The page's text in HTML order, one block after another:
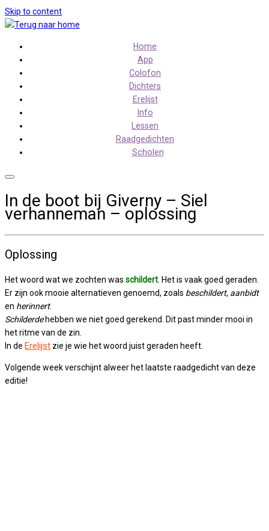
Skip to content
Home
App
Colofon
Dichters
Erelijst
Info
Lessen
Raadgedichten
Scholen
In de boot bij Giverny – Siel
verhanneman – oplossing
Oplossing
Het woord wat we zochten was schildert. Het is vaak goed geraden.
Er zijn ook mooie alternatieven genoemd, zoals beschildert, aanbidt
en herinnert.
Schilderdehebben we niet goed gerekend. Dit past minder mooi in
het ritme van de zin.
In de Erelijst zie je wie het woord juist geraden heeft.
Volgende week verschijnt alweer het laatste raadgedicht van deze
editie!